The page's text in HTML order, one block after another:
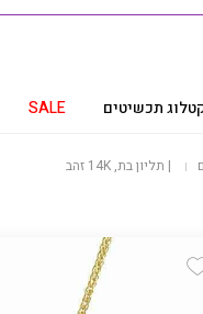
תכשיטים SALE
| תליון בת, 14K זהב